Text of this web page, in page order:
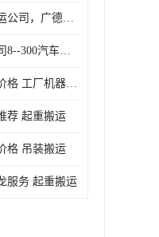
广德县装卸搬运公司，广德县机器搬运公司
张家港吊装公司8--300汽车吊出租）
淮北机器吊装价格 工厂机器吊装
荐 起重搬运
格 吊装搬运
服务 起重搬运